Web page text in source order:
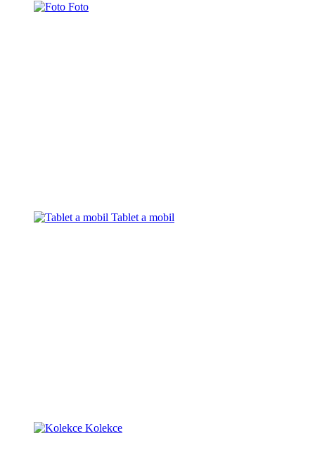
Foto
Tablet a mobil
Kolekce